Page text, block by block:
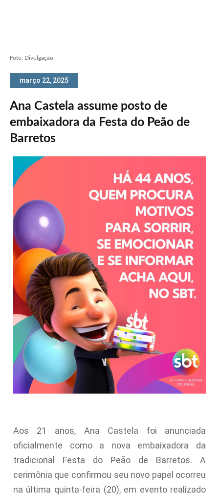
Foto: Divulgação
março 22, 2025
Ana Castela assume posto de
embaixadora da Festa do Peão de
Barretos
Aos 21 anos, Ana Castela foi anunciada
oficialmente como a nova embaixadora da
tradicional Festa do Peão de Barretos. A
cerimônia que confirmou seu novo papel ocorreu
na última quinta-feira (20), em evento realizado